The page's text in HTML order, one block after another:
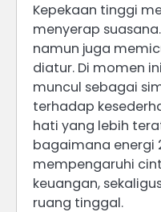
Kepekaan tinggi
menyerap
namun juga
diatur. Di momen
muncul sebagai
terhadap
hati yang lebih
bagaimana energi
mempengaruhi
keuangan,
ruang tinggal.